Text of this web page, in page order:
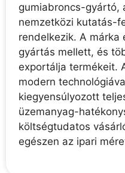
gumiabroncs-gyártó,
nemzetközi kutatás-
rendelkezik. A márka
gyártás mellett, és
exportálja termékeit.
modern
kiegyensúlyozott
üzemanyag-
költségtudatos
egészen az ipari